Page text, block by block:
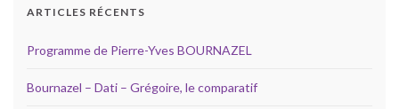
ARTICLES RÉCENTS
Programme de Pierre-Yves BOURNAZEL
Bournazel – Dati – Grégoire, le comparatif